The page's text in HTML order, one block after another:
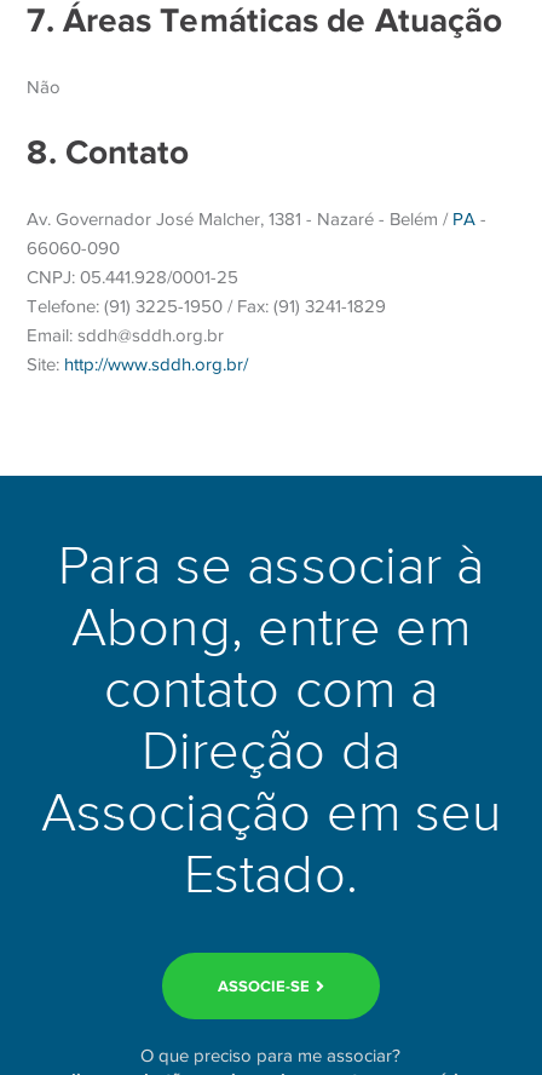
7. Áreas Temáticas de Atuação
Não
8. Contato
Av. Governador José Malcher, 1381 - Nazaré - Belém / PA -
66060-090
CNPJ: 05.441.928/0001-25
Telefone: (91) 3225-1950 / Fax: (91) 3241-1829
Email: sddh@sddh.org.br
Site: http://www.sddh.org.br/
Para se associar à
Abong, entre em
contato com a
Direção da
Associação em seu
Estado.
ASSOCIE-SE
O que preciso para me associar?